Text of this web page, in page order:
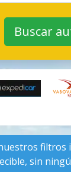
Buscar
sin